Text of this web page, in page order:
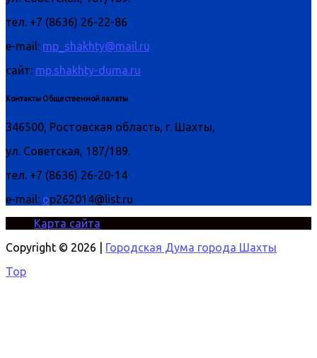
тел. +7 (8636) 26-22-86
e-mail: mp_shakhty@mail.ru
сайт: mp.shakhty-duma.ru
Контакты Общественной палаты
346500, Ростовская область, г. Шахты,
ул. Советская, 187/189.
тел. +7 (8636) 26-20-14
e-mail: op262014@list.ru
Карта сайта
Copyright © 2026 |
Городская Дума города Шахты
Top